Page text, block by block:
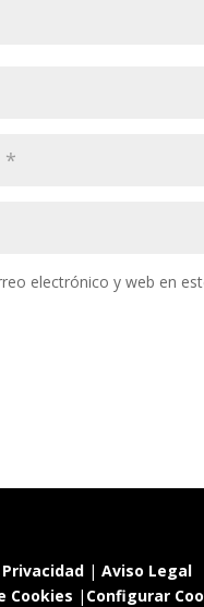
electrónico y web en
| Aviso Legal
Cookies | Configurar